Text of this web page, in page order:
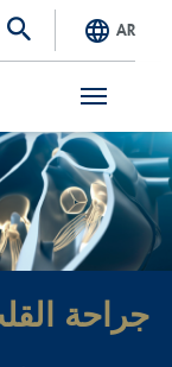
S
k
p
AR
جراحة